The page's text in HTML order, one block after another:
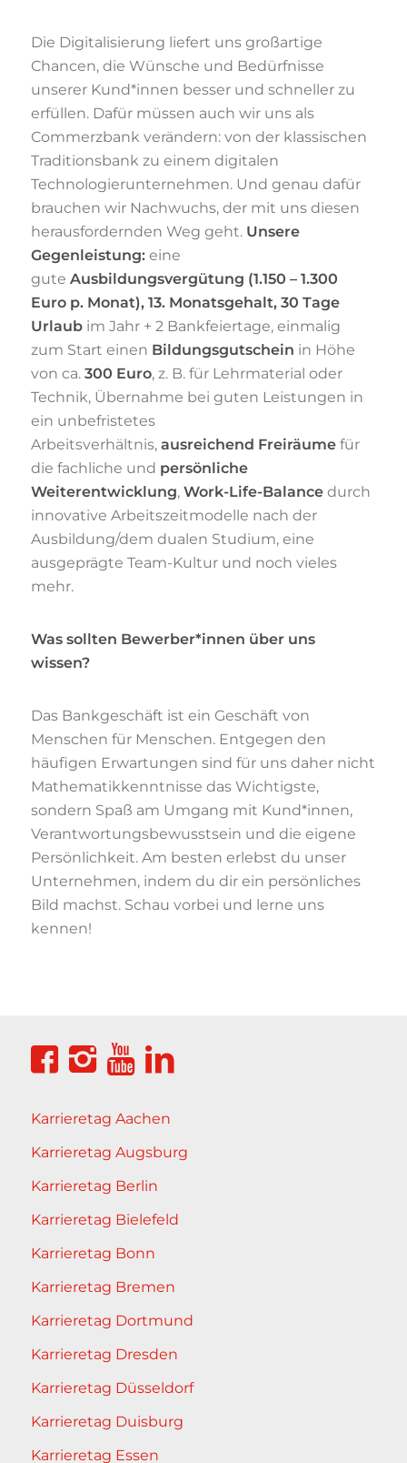
Die Digitalisierung liefert uns großartige
Chancen, die Wünsche und Bedürfnisse
unserer Kund*innen besser und schneller zu
erfüllen. Dafür müssen auch wir uns als
Commerzbank verändern: von der klassischen
Traditionsbank zu einem digitalen
Technologierunternehmen. Und genau dafür
brauchen wir Nachwuchs, der mit uns diesen
herausfordernden Weg geht. Unsere
Gegenleistung:eine
gute Ausbildungsvergütung (1.150 – 1.300
Euro p. Monat), 13. Monatsgehalt, 30 Tage
Urlaubim Jahr + 2 Bankfeiertage, einmalig
zum Start einen Bildungsgutschein in Höhe
von ca. 300 Euro, z. B. für Lehrmaterial oder
Technik, Übernahme bei guten Leistungen in
ein unbefristetes
Arbeitsverhältnis, ausreichend Freiräumefür
die fachliche und persönliche
Weiterentwicklung, Work-Life-Balancedurch
innovative Arbeitszeitmodelle nach der
Ausbildung/dem dualen Studium, eine
ausgeprägte Team-Kultur und noch vieles
mehr.
Was sollten Bewerber*innen über uns
wissen?
Das Bankgeschäft ist ein Geschäft von
Menschen für Menschen. Entgegen den
häufigen Erwartungen sind für uns daher nicht
Mathematikkenntnisse das Wichtigste,
sondern Spaß am Umgang mit Kund*innen,
Verantwortungsbewusstsein und die eigene
Persönlichkeit. Am besten erlebst du unser
Unternehmen, indem du dir ein persönliches
Bild machst. Schau vorbei und lerne uns
kennen!
Karrieretag Aachen
Karrieretag Augsburg
Karrieretag Berlin
Karrieretag Bielefeld
Karrieretag Bonn
Karrieretag Bremen
Karrieretag Dortmund
Karrieretag Dresden
Karrieretag Düsseldorf
Karrieretag Duisburg
Karrieretag Essen